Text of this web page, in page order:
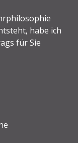
habe ich
für Sie